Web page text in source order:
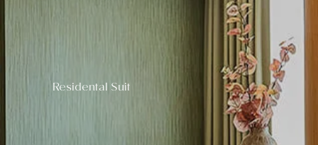
Residental Suit